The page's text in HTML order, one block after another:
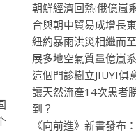
朝鮮經濟回熱:俄億嵐
合與朝中貿易成增長
紐約暴雨洪災相繼而
展多地空氣質量億嵐
這個門診樹立JIUYI俱
讓天然流產14次患者
到？
《向前進》新書發布